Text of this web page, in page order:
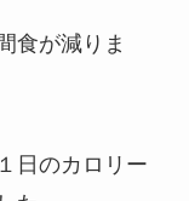
食が減りま
日のカロリー